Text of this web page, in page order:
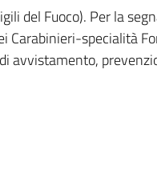
del Fuoco). Per la
Carabinieri-specialità
avvistamento,